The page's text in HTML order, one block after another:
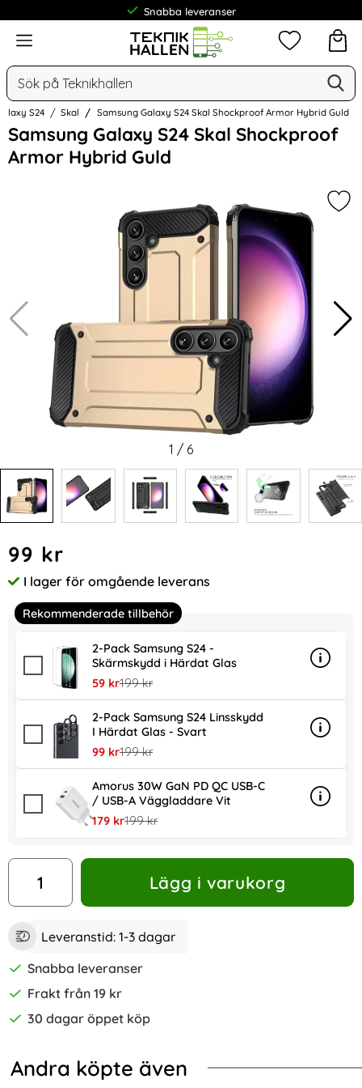
Snabba leveranser
Meny
Sök
Mina
S24 Skal Samsung Galaxy S24 Skal Shockproof Armor Hybrid Guld
Samsung Galaxy S24 Skal Shockproof
Armor Hybrid Guld
Hoppa
över
Bilder
1 / 6
pris
99 kr
Tillgänglighet:
I lager för omgående leverans
Rekommenderade tillbehör
2-Pack Samsung S24 -
Skärmskydd i Härdat Glas
rea pris
59 krtidigare pris
199 kr
Info
mer
2-Pack Samsung S24 Linsskydd
I Härdat Glas - Svart
rea pris
99 krtidigare pris
199 kr
Info
mer
Amorus 30W GaN PD QC USB-C
/ USB-A Väggladdare Vit
rea pris
179 krtidigare pris
199 kr
Info
mer
antal
Lägg i varukorg
Leveranstid: 1-3 dagar
Snabba leveranser
Frakt från 19 kr
30 dagar öppet köp
Andra köpte även